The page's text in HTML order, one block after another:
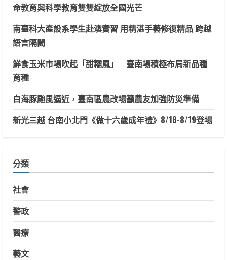
命教育與科學教育雙雙綻放全國光芒
南臺科大產設系學生赴澳實習 用精湛手藝修復精品 跨越
語言隔閡
鮮食玉米市場吹起「甜糯風」 臺南場積極布局新品種
育種
白海豚颱風逼近，臺南區農改場籲農友加強防災準備
新光三越 台南小北門《做十六歲成年禮》8/18-8/19登場
分類
社會
警政
醫療
藝文